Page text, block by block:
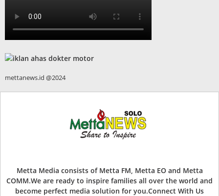
mettanews.id @2024
Metta Media consists of Metta FM, Metta EO and Metta
COMM.We are ready to inspire families all over the world and
become perfect media solution for you.Connect With Us